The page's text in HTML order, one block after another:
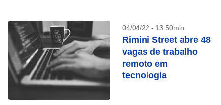
04/04/22 - 13:50min
Rimini Street abre 48
vagas de trabalho
remoto em
tecnologia